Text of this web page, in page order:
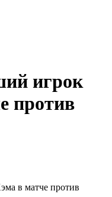
игрок
против